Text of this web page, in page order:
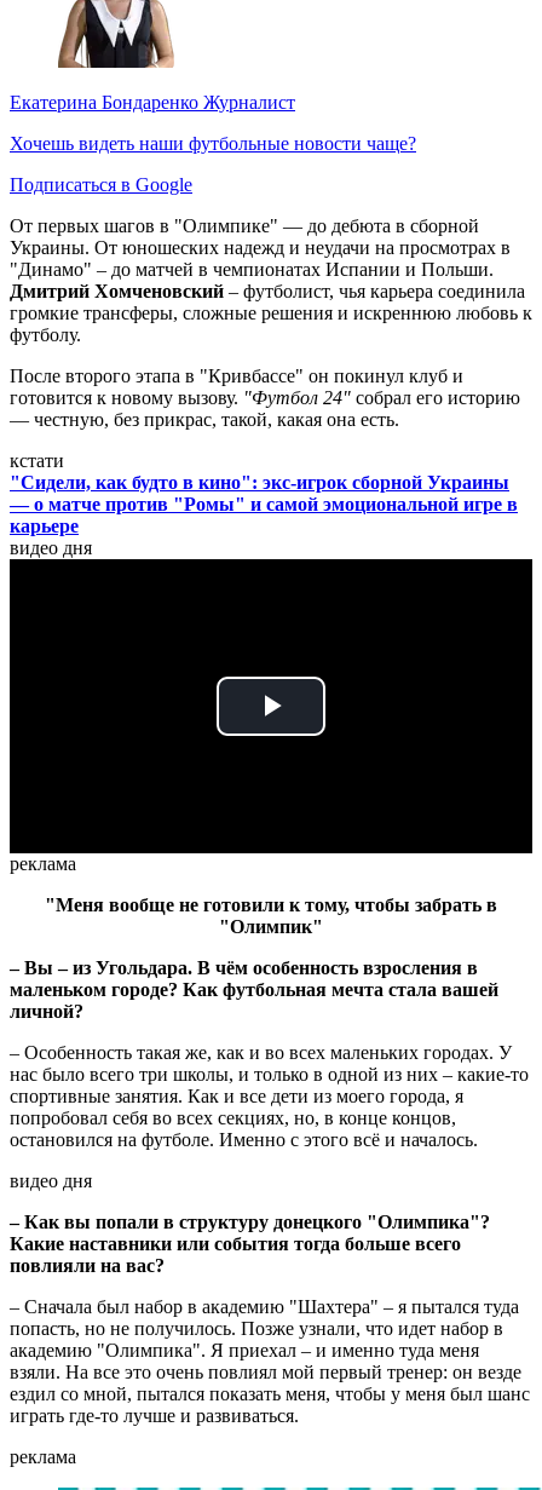
Екатерина Бондаренко Журналист
Хочешь видеть наши футбольные новости чаще?
Подписаться в Google
От первых шагов в "Олимпике" — до дебюта в сборной
Украины. От юношеских надежд и неудачи на просмотрах в
"Динамо" – до матчей в чемпионатах Испании и Польши.
Дмитрий Хомченовский – футболист, чья карьера соединила
громкие трансферы, сложные решения и искреннюю любовь к
футболу.
После второго этапа в "Кривбассе" он покинул клуб и
готовится к новому вызову. "Футбол 24" собрал его историю
— честную, без прикрас, такой, какая она есть.
кстати
"Сидели, как будто в кино": экс-игрок сборной Украины
— о матче против "Ромы" и самой эмоциональной игре в
карьере
видео дня
Play
реклама
"Меня вообще не готовили к тому, чтобы забрать в
"Олимпик"
– Вы – из Угольдара. В чём особенность взросления в
маленьком городе? Как футбольная мечта стала вашей
личной?
– Особенность такая же, как и во всех маленьких городах. У
нас было всего три школы, и только в одной из них – какие-то
спортивные занятия. Как и все дети из моего города, я
попробовал себя во всех секциях, но, в конце концов,
остановился на футболе. Именно с этого всё и началось.
видео дня
– Как вы попали в структуру донецкого "Олимпика"?
Какие наставники или события тогда больше всего
повлияли на вас?
– Сначала был набор в академию "Шахтера" – я пытался туда
попасть, но не получилось. Позже узнали, что идет набор в
академию "Олимпика". Я приехал – и именно туда меня
взяли. На все это очень повлиял мой первый тренер: он везде
ездил со мной, пытался показать меня, чтобы у меня был шанс
играть где-то лучше и развиваться.
реклама